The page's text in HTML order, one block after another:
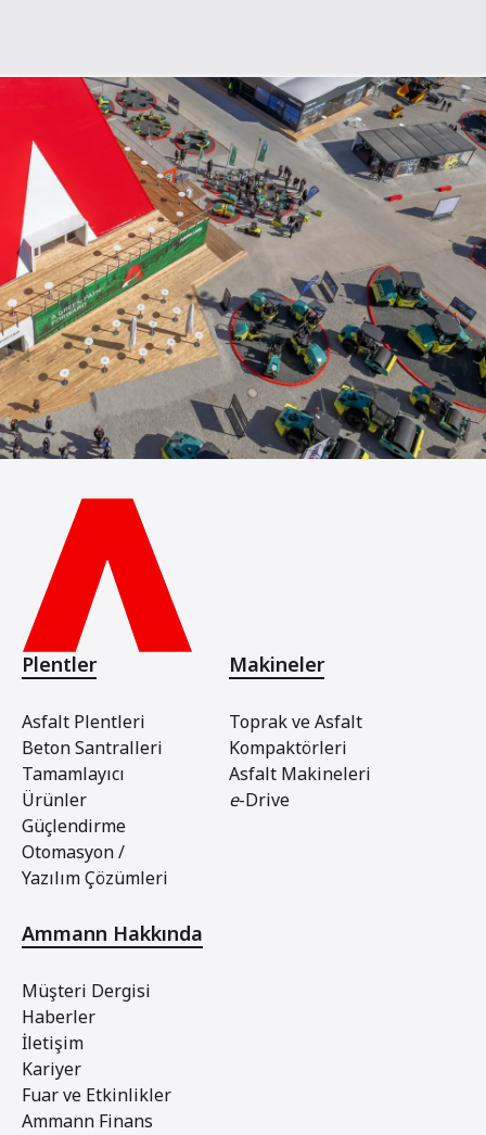
Plentler
Asfalt Plentleri
Beton Santralleri
Tamamlayıcı
Ürünler
Güçlendirme
Otomasyon /
Yazılım Çözümleri
Makineler
Toprak ve Asfalt
Kompaktörleri
Asfalt Makineleri
e-Drive
Ammann Hakkında
Müşteri Dergisi
Haberler
İletişim
Kariyer
Fuar ve Etkinlikler
Ammann Finans